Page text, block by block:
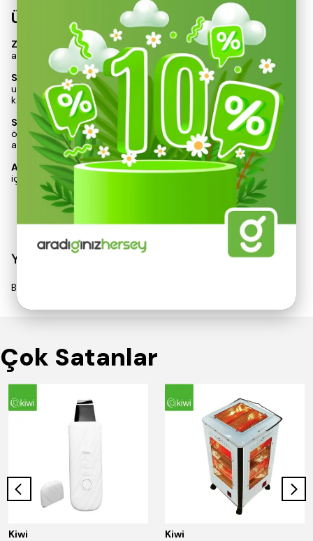
Ürün Özellikleri
Zengin Renk Seçenekleri:Son kat parlak boya, çeşitli renk
alternatifleri ile estetik bir görünüm sunar.
Solvent Bazlı Formül:Ahşap ve metal yüzeyler için %100
uyumlu bir yapı sunarak, dayanıklılığı artırır ve uzun ömürlü bir
kaplama sağlar.
Silinebilir ve Yıkanabilir:Temizlik kolaylığı sağlayarak, uzun
ömürlü bir kullanım deneyimi sunar ve bakım gereksinimlerini
azaltır.
Ağır Metal ve Kromat İçermez:Sağlığa zararlı maddeler
içermeyen formülü il
Yorumlar
Bu ürün için henüz yorum yapılmamış.
Çok Satanlar
Kiwi Kiwi